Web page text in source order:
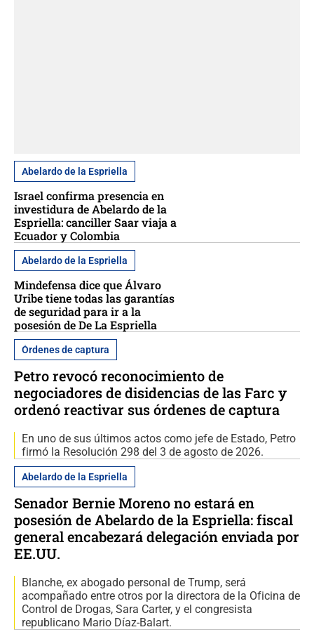
Abelardo de la Espriella
Israel confirma presencia en
investidura de Abelardo de la
Espriella: canciller Saar viaja a
Ecuador y Colombia
Abelardo de la Espriella
Mindefensa dice que Álvaro
Uribe tiene todas las garantías
de seguridad para ir a la
posesión de De La Espriella
Órdenes de captura
Petro revocó reconocimiento de
negociadores de disidencias de las Farc y
ordenó reactivar sus órdenes de captura
En uno de sus últimos actos como jefe de Estado, Petro
firmó la Resolución 298 del 3 de agosto de 2026.
Abelardo de la Espriella
Senador Bernie Moreno no estará en
posesión de Abelardo de la Espriella: fiscal
general encabezará delegación enviada por
EE.UU.
Blanche, ex abogado personal de Trump, será
acompañado entre otros por la directora de la Oficina de
Control de Drogas, Sara Carter, y el congresista
republicano Mario Díaz-Balart.